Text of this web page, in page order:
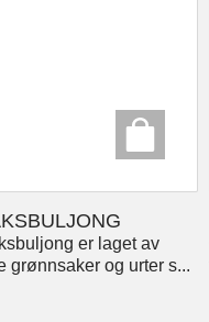
er laget av
grønnsaker og urter s...